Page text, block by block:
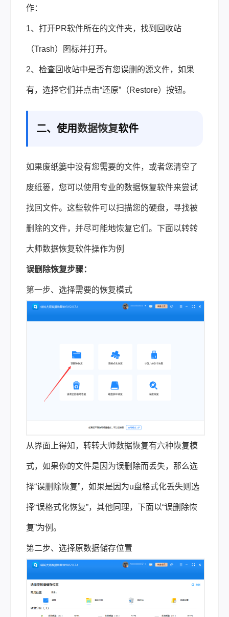
作：
1、打开PR软件所在的文件夹，找到回收站
（Trash）图标并打开。
2、检查回收站中是否有您误删的源文件，如果
有，选择它们并点击“还原”（Restore）按钮。
二、使用数据恢复软件
如果废纸篓中没有您需要的文件，或者您清空了
废纸篓，您可以使用专业的数据恢复软件来尝试
找回文件。这些软件可以扫描您的硬盘，寻找被
删除的文件，并尽可能地恢复它们。下面以转转
大师数据恢复软件操作为例
误删除恢复步骤：
第一步、选择需要的恢复模式
从界面上得知，转转大师数据恢复有六种恢复模
式，如果你的文件是因为误删除而丢失，那么选
择“误删除恢复”，如果是因为u盘格式化丢失则选
择“误格式化恢复”，其他同理，下面以“误删除恢
复”为例。
第二步、选择原数据储存位置